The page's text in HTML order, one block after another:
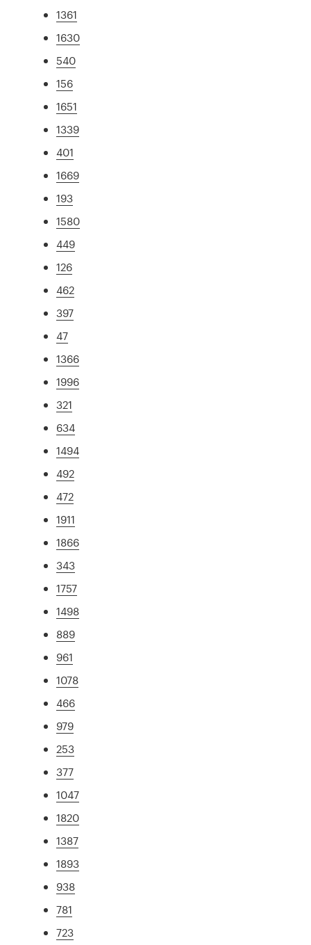
1361
1630
540
156
1651
1339
401
1669
193
1580
449
126
462
397
47
1366
1996
321
634
1494
492
472
1911
1866
343
1757
1498
889
961
1078
466
979
253
377
1047
1820
1387
1893
938
781
723